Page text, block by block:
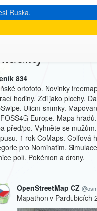
Ruska.
834
ortofoto. Novinky
hodiny. Zdi jako plochy.
Uliční snímky.
Europe. Mapa
před/po. Vyhněte se
1 rok CoMaps. Golfová
pro Nominatim.
polí. Pokémon a drony.
OpenStreetMap CZ
Mapathon v Pardubicích